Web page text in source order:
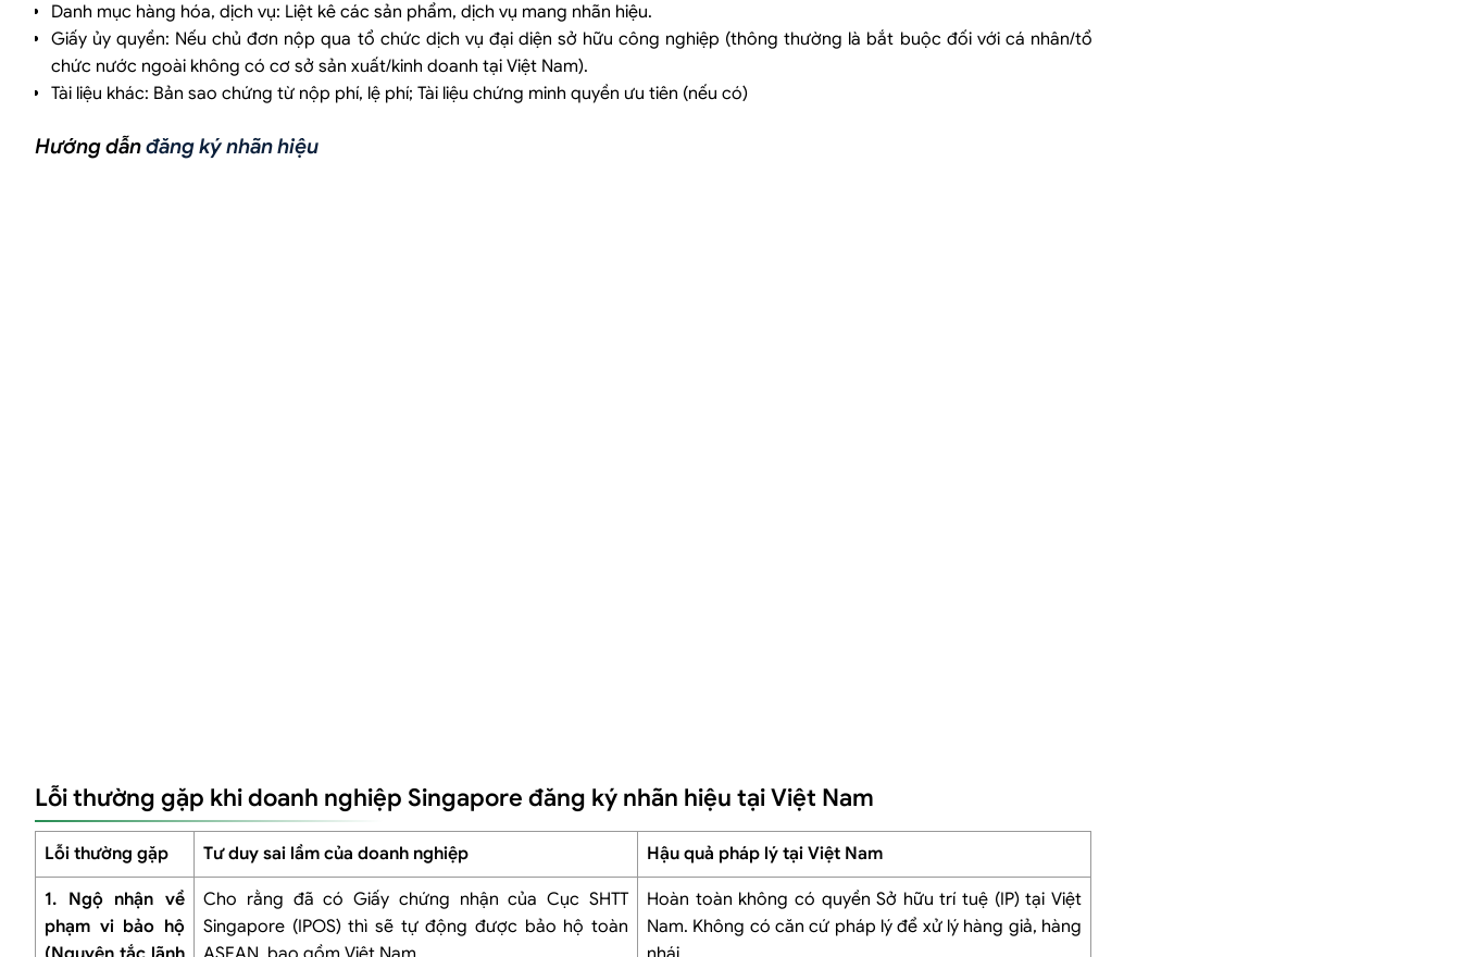
Danh mục hàng hóa, dịch vụ: Liệt kê các sản phẩm, dịch vụ mang nhãn hiệu.
Giấy ủy quyền: Nếu chủ đơn nộp qua tổ chức dịch vụ đại diện sở hữu công nghiệp (thông thường là bắt buộc đối với cá nhân/tổ
chức nước ngoài không có cơ sở sản xuất/kinh doanh tại Việt Nam).
Tài liệu khác: Bản sao chứng từ nộp phí, lệ phí; Tài liệu chứng minh quyền ưu tiên (nếu có)
Hướng dẫnđăng ký nhãn hiệu
Lỗi thường gặp khi doanh nghiệp Singapore đăng ký nhãn hiệu tại Việt Nam
Lỗi thường gặp Tư duy sai lầm của doanh nghiệp Hậu quả pháp lý tại Việt Nam
1. Ngộ nhận về
phạm vi bảo hộ
Cho rằng đã có Giấy chứng nhận của Cục SHTT
Singapore (IPOS) thì sẽ tự động được bảo hộ toàn
Hoàn toàn không có quyền Sở hữu trí tuệ (IP) tại Việt
Nam. Không có căn cứ pháp lý để xử lý hàng giả, hàng